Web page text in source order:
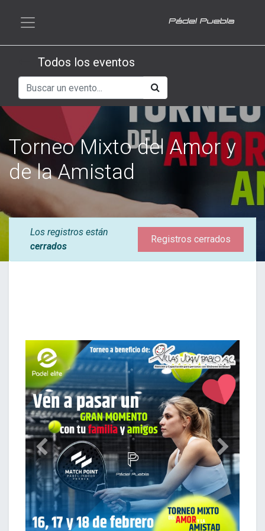
Todos los eventos
Torneo Mixto del Amor y
de la Amistad
Los registros están
cerrados
Registros cerrados
Anterior Siguiente